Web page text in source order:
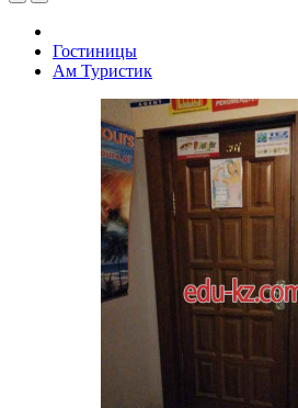
Гостиницы
Ам Туристик